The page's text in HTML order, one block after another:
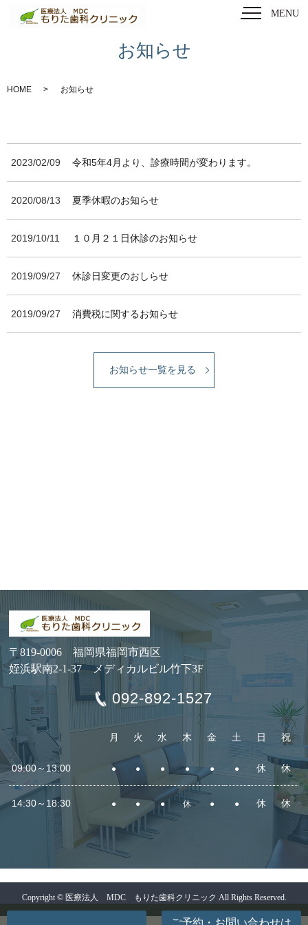
MENU
お知らせ
HOME お知らせ
2023/02/09 令和5年4月より、診療時間が変わります。
2020/08/13 夏季休暇のお知らせ
2019/10/11 １０月２１日休診のお知らせ
2019/09/27 休診日変更のおしらせ
2019/09/27 消費税に関するお知らせ
お知らせ一覧を見る
ご予約・お問い合わせは
〒819-0006 福岡県福岡市西区
姪浜駅南2-1-37 メディカルビル竹下3F
092-892-1527
月 火 水 木 金 土 日 祝
09:00～13:00 ● ● ● ● ● ● 休 休
14:30～18:30 ● ● ● 休 ● ● 休 休
Copyright © 医療法人 MDC もりた歯科クリニック All Rights Reserved.